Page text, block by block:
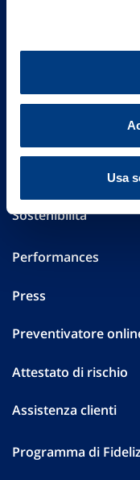
Usa
Governance
Altre informazioni
Sostenibilità
Performances
Press
Preventivatore
Attestato di rischio
Assistenza clienti
Programma di